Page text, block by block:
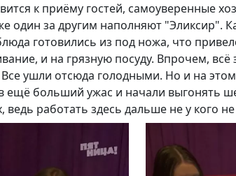
к приёму гостей, самоуверенные
один за другим наполняют "Эликсир".
готовились из под ножа, что
и на грязную посуду. Впрочем,
ушли отсюда голодными. Но и на
ещё больший ужас и начали выгонять
работать здесь дальше не у кого
Подписаться
Нас уже 5400